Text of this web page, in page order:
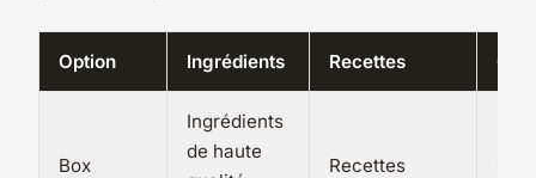
Option Ingrédients Recettes
Box
Ingrédients
de haute
Recettes